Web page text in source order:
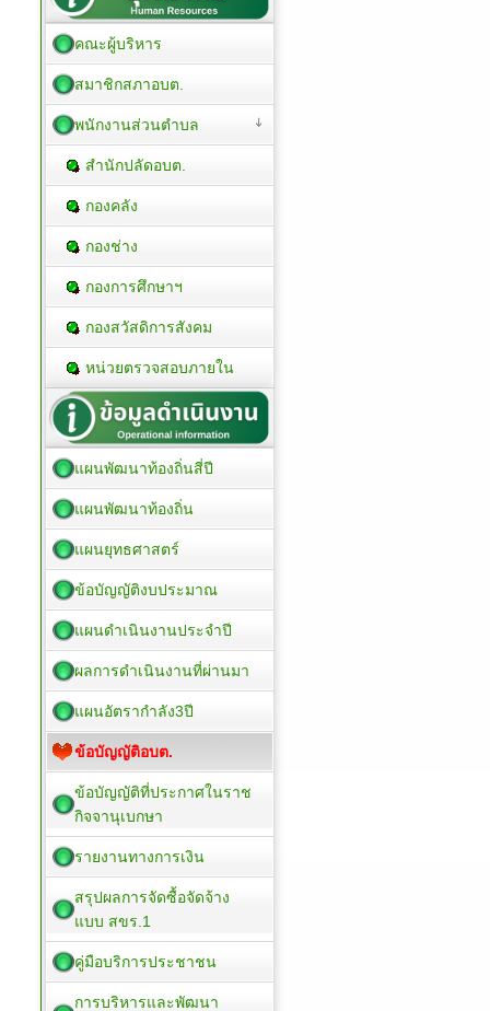
คณะผู้บริหาร
สมาชิกสภาอบต.
พนักงานส่วนตำบล
สำนักปลัดอบต.
กองคลัง
กองช่าง
กองการศึกษาฯ
กองสวัสดิการสังคม
หน่วยตรวจสอบภายใน
แผนพัฒนาท้องถิ่นสี่ปี
แผนพัฒนาท้องถิ่น
แผนยุทธศาสตร์
ข้อบัญญัติงบประมาณ
แผนดำเนินงานประจำปี
ผลการดำเนินงานที่ผ่านมา
แผนอัตรากำลัง3ปี
ข้อบัญญัติอบต.
ข้อบัญญัติที่ประกาศในราช
กิจจานุเบกษา
รายงานทางการเงิน
สรุปผลการจัดซื้อจัดจ้าง
แบบ สขร.1
คู่มือบริการประชาชน
การบริหารและพัฒนา